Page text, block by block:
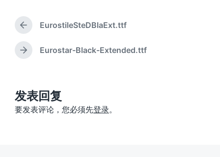
上
篇
文
章
EurostileSteDBlaExt.ttf
下
：
Eurostar-Black-Extended.ttf
发表回复
要发表评论，您必须先登录。